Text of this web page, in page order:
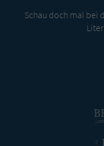
Schau doch mal bei